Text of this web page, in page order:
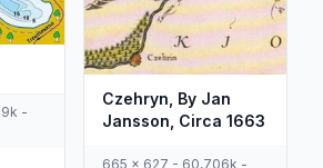
-
Czehryn, By Jan
Jansson, Circa 1663
665 x 627 - 60,706k -